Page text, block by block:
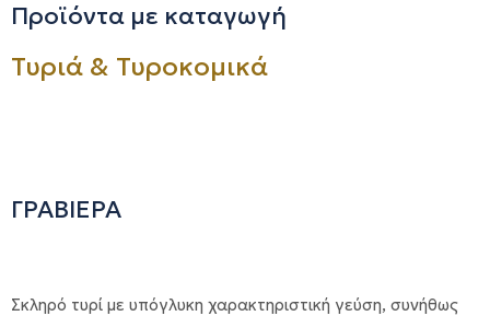
Προϊόντα με καταγωγή
Τυριά & Τυροκομικά
ΓΡΑΒΙΕΡΑ
Σκληρό τυρί με υπόγλυκη χαρακτηριστική γεύση, συνήθως